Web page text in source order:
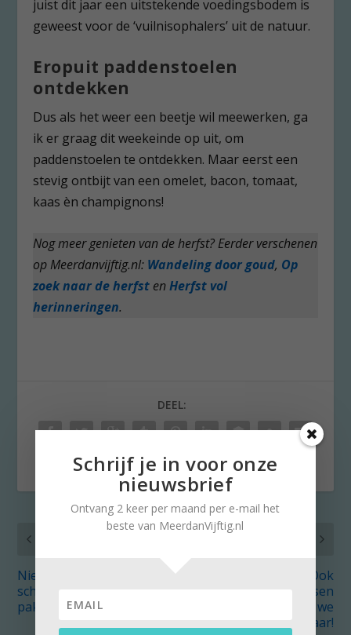
juist dit jaar een uitstekende voedingsbodem is
geweest voor de ‘vuilnisophalers’ uit de natuur.
Eropuit paddenstoelen
ontdekken
Dus als het weer een beetje wil meewerken, ga
ik er graag dit weekeinde op uit, om
paddenstoelen te ontdekken. Maar eerst een
stevig ontbijt van een omelet, bacon, tomaat,
kaas èn champignons!
Nog meer genieten van de herfst? Eerder verschenen
op Meerdanvijftig.nl: Wandeling door goud, Op
zoek naar de herfst enHerfst vol
herinneringen.
DEEL:
Nieuwe film Ken Loach
schetst lot
pakketbezorger
Lezersreacties: Ook
voor volwassen
kinderen staan we
klaar!
Schrijf je in voor onze
nieuwsbrief
Ontvang 2 keer per maand per e-mail het
beste van MeerdanVijftig.nl